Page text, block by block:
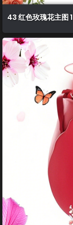
43 红色玫瑰花主图 1